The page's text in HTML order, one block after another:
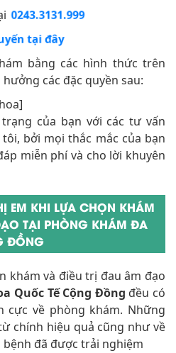
0243.3131.999
tại đây
bằng các hình thức trên
các đặc quyền sau:
của bạn với các tư vấn
bởi mọi thắc mắc của bạn
miễn phí và cho lời khuyên
EM KHI LỰA CHỌN KHÁM
TẠI PHÒNG KHÁM ĐA
ĐỒNG
khám và điều trị đau âm đạo
Quốc Tế Cộng Đồng đều có
về phòng khám. Những
chính hiệu quả cũng như về
đã được trải nghiệm